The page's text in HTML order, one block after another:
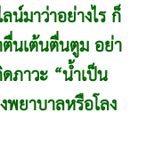
น์มาว่าอย่างไร ก็
นเต้นตื่นตูม อย่า
ภาวะ “น้ำเป็น
ยาบาลหรือโลง